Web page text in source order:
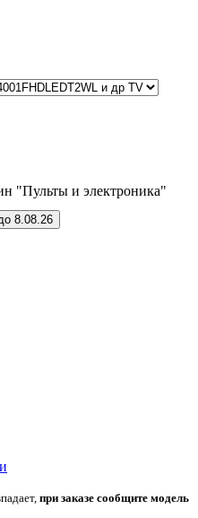
"Пульты и электроника"
8.08.26
при заказе сообщите модель